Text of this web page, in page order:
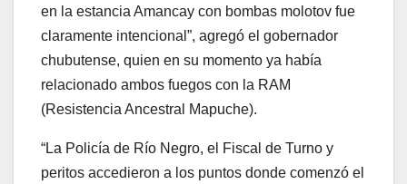
en la estancia Amancay con bombas molotov fue
claramente intencional”, agregó el gobernador
chubutense, quien en su momento ya había
relacionado ambos fuegos con la RAM
(Resistencia Ancestral Mapuche).
“La Policía de Río Negro, el Fiscal de Turno y
peritos accedieron a los puntos donde comenzó el